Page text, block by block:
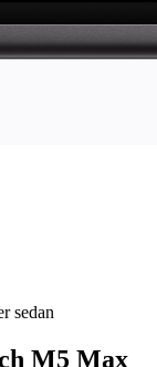
sedan
M5 Max